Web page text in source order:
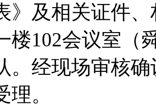
》及相关证件
楼102会议室（
。经现场审核
。